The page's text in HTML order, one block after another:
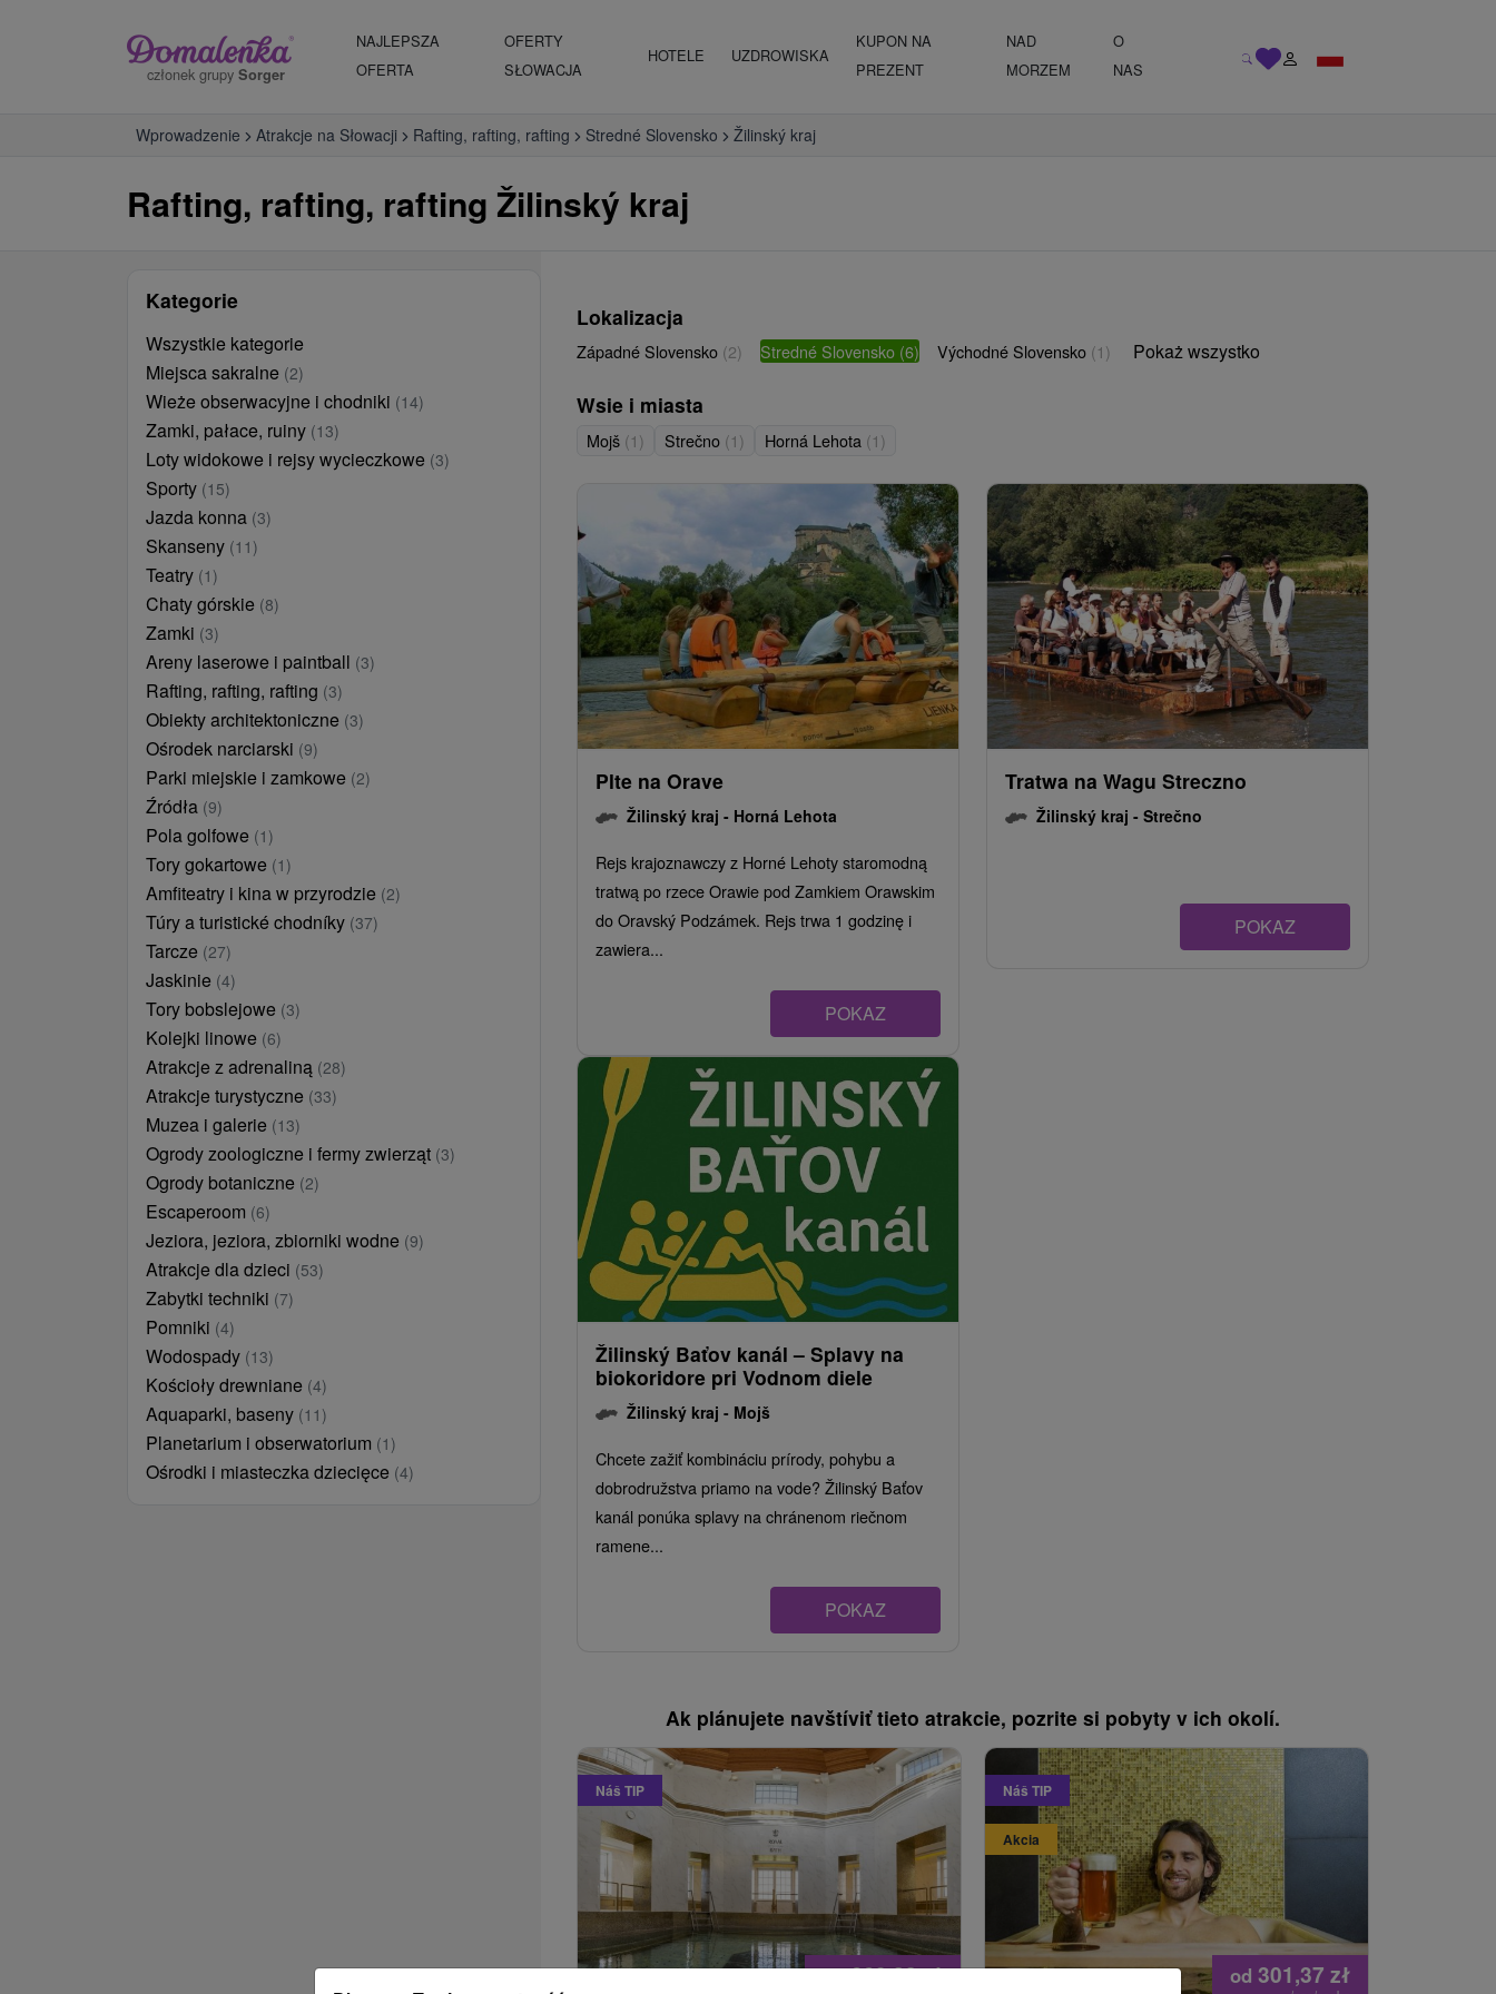
członek grupy Sorger
NAJLEPSZA
OFERTA
OFERTY
SŁOWACJA
HOTELE UZDROWISKA
KUPON NA
PREZENT
NAD
MORZEM
O
NAS
Wprowadzenie Atrakcje na Słowacji Rafting, rafting, rafting Stredné Slovensko Žilinský kraj
Rafting, rafting, rafting Žilinský kraj
Kategorie
Wszystkie kategorie
Miejsca sakralne (2)
Wieże obserwacyjne i chodniki (14)
Zamki, pałace, ruiny (13)
Loty widokowe i rejsy wycieczkowe (3)
Sporty (15)
Jazda konna (3)
Skanseny (11)
Teatry (1)
Chaty górskie (8)
Zamki (3)
Areny laserowe i paintball (3)
Rafting, rafting, rafting (3)
Obiekty architektoniczne (3)
Ośrodek narciarski (9)
Parki miejskie i zamkowe (2)
Źródła (9)
Pola golfowe (1)
Tory gokartowe (1)
Amfiteatry i kina w przyrodzie (2)
Túry a turistické chodníky (37)
Tarcze (27)
Jaskinie (4)
Tory bobslejowe (3)
Kolejki linowe (6)
Atrakcje z adrenaliną (28)
Atrakcje turystyczne (33)
Muzea i galerie (13)
Ogrody zoologiczne i fermy zwierząt (3)
Ogrody botaniczne (2)
Escaperoom (6)
Jeziora, jeziora, zbiorniki wodne (9)
Atrakcje dla dzieci (53)
Zabytki techniki (7)
Pomniki (4)
Wodospady (13)
Kościoły drewniane (4)
Aquaparki, baseny (11)
Planetarium i obserwatorium (1)
Ośrodki i miasteczka dziecięce (4)
Lokalizacja
Západné Slovensko (2) Stredné Slovensko (6) Východné Slovensko (1) Pokaż wszystko
Wsie i miasta
Mojš (1) Strečno (1) Horná Lehota (1)
Plte na Orave
Žilinský kraj - Horná Lehota
Rejs krajoznawczy z Horné Lehoty staromodną
tratwą po rzece Orawie pod Zamkiem Orawskim
do Oravský Podzámek. Rejs trwa 1 godzinę i
zawiera...
POKAZ
Tratwa na Wagu Streczno
Žilinský kraj - Strečno
POKAZ
Žilinský Baťov kanál – Splavy na
biokoridore pri Vodnom diele
Žilinský kraj - Mojš
Chcete zažiť kombináciu prírody, pohybu a
dobrodružstva priamo na vode? Žilinský Baťov
kanál ponúka splavy na chránenom riečnom
ramene...
POKAZ
Ak plánujete navštíviť tieto atrakcie, pozrite si pobyty v ich okolí.
Náš TIP
od669,23zł
Náš TIP
Akcia
od 301,37 zł